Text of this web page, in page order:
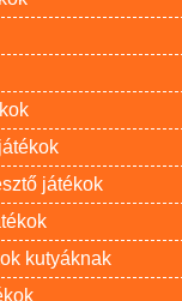
játékok
kutyáknak